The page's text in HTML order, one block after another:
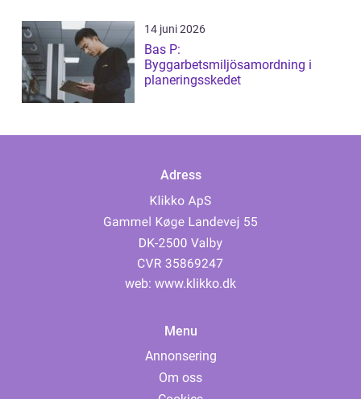
14 juni 2026
Bas P:
Byggarbetsmiljösamordning i
planeringsskedet
Adress
web: www.klikko.dk
Menu
Annonsering
Om oss